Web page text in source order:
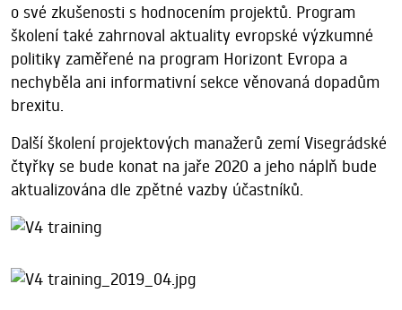
o své zkušenosti s hodnocením projektů. Program
školení také zahrnoval aktuality evropské výzkumné
politiky zaměřené na program Horizont Evropa a
nechyběla ani informativní sekce věnovaná dopadům
brexitu.
Další školení projektových manažerů zemí Visegrádské
čtyřky se bude konat na jaře 2020 a jeho náplň bude
aktualizována dle zpětné vazby účastníků.